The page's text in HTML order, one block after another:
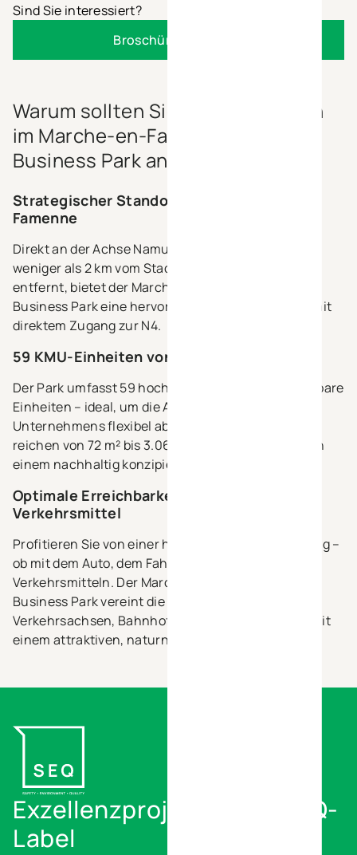
Sind Sie interessiert?
Broschüre anfordern
Warum sollten Sie Ihre Aktivitäten
im Marche-en-Famenne Green
Business Park ansiedeln?
Strategischer Standort in Marche-en-
Famenne
Direkt an der Achse Namur–Bastogne gelegen und
weniger als 2 km vom Stadtzentrum von Marche
entfernt, bietet der Marche-en-Famenne Green
Business Park eine hervorragende Erreichbarkeit mit
direktem Zugang zur N4.
59 KMU-Einheiten von 72 m² bis 3.060 m²
Der Park umfasst 59 hochwertige, modular gestaltbare
Einheiten – ideal, um die Anforderungen Ihres
Unternehmens flexibel abzubilden. Die Flächen
reichen von 72 m² bis 3.060 m² und befinden sich in
einem nachhaltig konzipierten Gewerbeumfeld.
Optimale Erreichbarkeit für alle
Verkehrsmittel
Profitieren Sie von einer hervorragenden Anbindung –
ob mit dem Auto, dem Fahrrad oder öffentlichen
Verkehrsmitteln. Der Marche-en-Famenne Green
Business Park vereint die Nähe zu wichtigen
Verkehrsachsen, Bahnhof und Busverbindungen mit
einem attraktiven, naturnahen Umfeld.
Exzellenzprojekte mit S.E.Q-
Label